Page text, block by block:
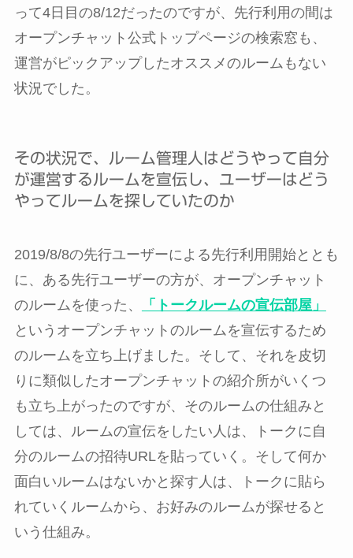
って4日目の8/12だったのですが、先行利用の間は
オープンチャット公式トップページの検索窓も、
運営がピックアップしたオススメのルームもない
状況でした。
その状況で、ルーム管理人はどうやって自分
が運営するルームを宣伝し、ユーザーはどう
やってルームを探していたのか
2019/8/8の先行ユーザーによる先行利用開始ととも
に、ある先行ユーザーの方が、オープンチャット
のルームを使った、
「トークルームの宣伝部屋」
というオープンチャットのルームを宣伝するため
のルームを立ち上げました。そして、それを皮切
りに類似したオープンチャットの紹介所がいくつ
も立ち上がったのですが、そのルームの仕組みと
しては、ルームの宣伝をしたい人は、トークに自
分のルームの招待URLを貼っていく。そして何か
面白いルームはないかと探す人は、トークに貼ら
れていくルームから、お好みのルームが探せると
いう仕組み。